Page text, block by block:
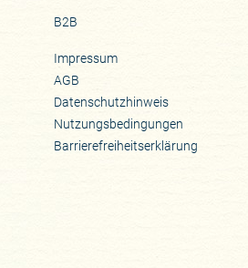
B2B
Impressum
AGB
Datenschutzhinweis
Nutzungsbedingungen
Barrierefreiheitserklärung